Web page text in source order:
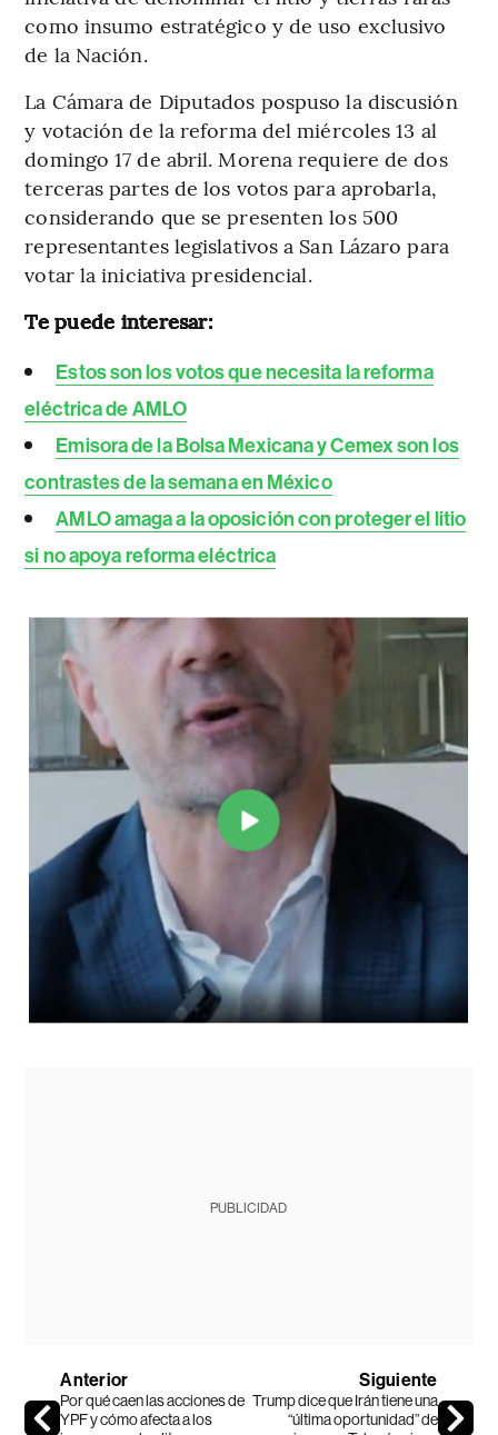
como insumo estratégico y de uso exclusivo
de la Nación.
La Cámara de Diputados pospuso la discusión
y votación de la reforma del miércoles 13 al
domingo 17 de abril. Morena requiere de dos
terceras partes de los votos para aprobarla,
considerando que se presenten los 500
representantes legislativos a San Lázaro para
votar la iniciativa presidencial.
Te puede interesar:
Estos son los votos que necesita la reforma
eléctrica de AMLO
Emisora de la Bolsa Mexicana y Cemex son los
contrastes de la semana en México
AMLO amaga a la oposición con proteger el litio
si no apoya reforma eléctrica
PUBLICIDAD
Anterior
Por qué caen las acciones de
YPF y cómo afecta a los
Siguiente
Trump dice que Irán tiene una
“última oportunidad” de